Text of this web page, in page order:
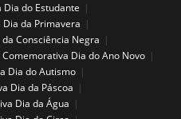
do Estudante
da Primavera
Consciência Negra
Comemorativa Dia do Ano Novo
Dia do Autismo
Dia da Páscoa
Dia da Água